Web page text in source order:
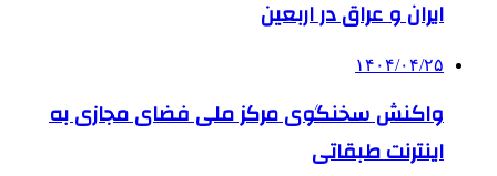
ایران و عراق در اربعین
۱۴۰۴/۰۴/۲۵
واکنش سخنگوی مرکز ملی فضای مجازی به
اینترنت طبقاتی